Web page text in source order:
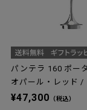
パンテラ 160 ポー
オパール・レッド /
¥47,300 （税込）